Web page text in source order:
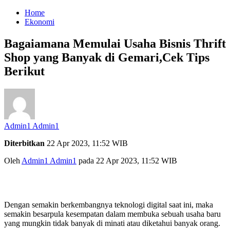
Home
Ekonomi
Bagaiamana Memulai Usaha Bisnis Thrift
Shop yang Banyak di Gemari,Cek Tips
Berikut
Admin1 Admin1
Diterbitkan 22 Apr 2023, 11:52 WIB
Oleh Admin1 Admin1 pada 22 Apr 2023, 11:52 WIB
Dengan semakin berkembangnya teknologi digital saat ini, maka
semakin besarpula kesempatan dalam membuka sebuah usaha baru
yang mungkin tidak banyak di minati atau diketahui banyak orang.